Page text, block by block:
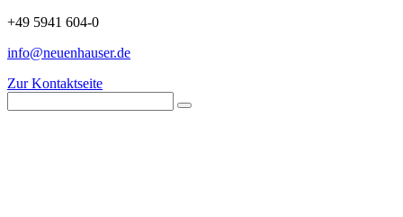
+49 5941 604-0
info@neuenhauser.de
Zur Kontaktseite